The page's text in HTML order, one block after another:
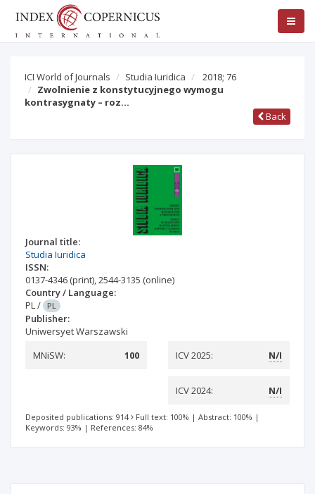
ICI World of Journals Studia Iuridica
2018; 76
Zwolnienie z konstytucyjnego wymogu
kontrasygnaty – roz…
Back
Journal title:
Studia Iuridica
ISSN:
0137-4346 (print),2544-3135 (online)
Country / Language:
PL/ PL
Publisher:
Uniwersyet Warszawski
MNiSW:
100 ICV 2025: N/I
ICV 2024: N/I
Deposited publications: 914 Full text: 100% | Abstract: 100% |
Keywords: 93% | References: 84%